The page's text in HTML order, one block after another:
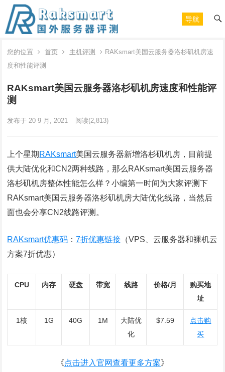
导航
您的位置 首页 主机评测
RAKsmart美国云服务器洛杉矶机房速
度和性能评测
RAKsmart美国云服务器洛杉矶机房速度和性能评
测
发布于 20 9 月, 2021 阅读(2,813)
上个星期 RAKsmart美国云服务器新增洛杉矶机房，目前提
供大陆优化和CN2两种线路，那么RAKsmart美国云服务器
洛杉矶机房整体性能怎么样？小编第一时间为大家评测下
RAKsmart美国云服务器洛杉矶机房大陆优化线路，当然后
面也会分享CN2线路评测。
RAKsmart优惠码 ：7折优惠链接 （VPS、云服务器和裸机云
方案7折优惠）
CPU 内存 硬盘 带宽 线路 价格/月
购买地
址
1核 1G 40G 1M
大陆优
化
$7.59
点击购
买
《点击进入官网查看更多方案》